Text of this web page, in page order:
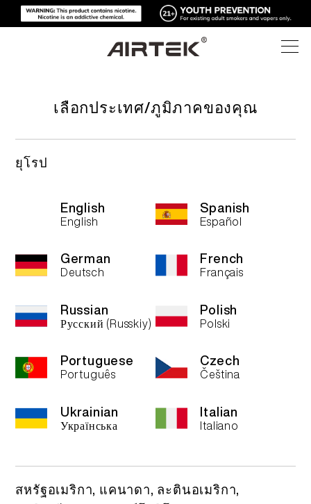
ผลิตภัณฑ์
อุปกรณ์ที่สามารถเปลี่ยนได้
พ็อดที่สามารถเปลี่ยนได้
ชุดสื่อ
การตรวจสอบผลิตภัณฑ์
คำถามที่พบบ่อย
เกี่ยวกับ
เกี่ยวกับเรา
ติดต่อเรา
TH
English
Русский
เลือกประเทศ/ภูมิภาคของคุณ
ยุโรป
English
English
Spanish
Español
German
Deutsch
French
Français
Russian
Русский (Russkiy)
Polish
Polski
Portuguese
Português
Czech
Čeština
Ukrainian
Українська
Italian
Italiano
สหรัฐอเมริกา, แคนาดา, ละตินอเมริกา,